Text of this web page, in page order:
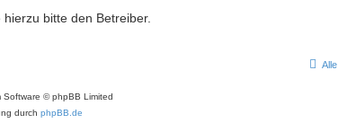
bitte den Betreiber.
Software © phpBB Limited
durch phpBB.de